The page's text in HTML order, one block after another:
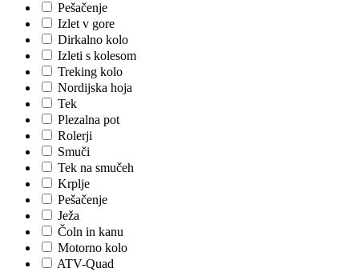
Pešačenje
Izlet v gore
Dirkalno kolo
Izleti s kolesom
Treking kolo
Nordijska hoja
Tek
Plezalna pot
Rolerji
Smuči
Tek na smučeh
Krplje
Pešačenje
Ježa
Čoln in kanu
Motorno kolo
ATV-Quad